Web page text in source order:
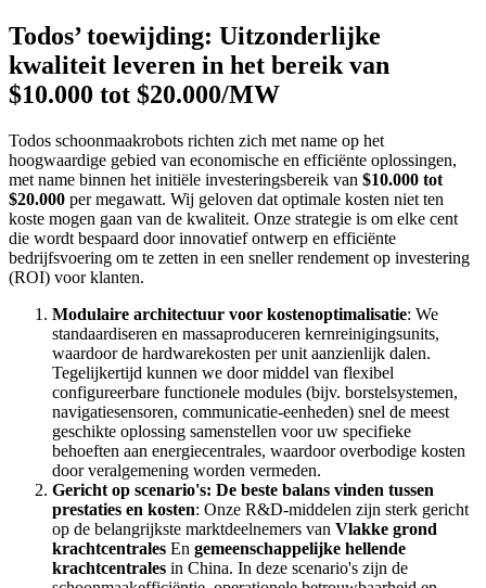
Todos’ toewijding: Uitzonderlijke
kwaliteit leveren in het bereik van
$10.000 tot $20.000/MW
Todos schoonmaakrobots richten zich met name op het
hoogwaardige gebied van economische en efficiënte oplossingen,
met name binnen het initiële investeringsbereik van $10.000 tot
$20.000 per megawatt. Wij geloven dat optimale kosten niet ten
koste mogen gaan van de kwaliteit. Onze strategie is om elke cent
die wordt bespaard door innovatief ontwerp en efficiënte
bedrijfsvoering om te zetten in een sneller rendement op investering
(ROI) voor klanten.
Modulaire architectuur voor kostenoptimalisatie: We
standaardiseren en massaproduceren kernreinigingsunits,
waardoor de hardwarekosten per unit aanzienlijk dalen.
Tegelijkertijd kunnen we door middel van flexibel
configureerbare functionele modules (bijv. borstelsystemen,
navigatiesensoren, communicatie-eenheden) snel de meest
geschikte oplossing samenstellen voor uw specifieke
behoeften aan energiecentrales, waardoor overbodige kosten
door veralgemening worden vermeden.
Gericht op scenario's: De beste balans vinden tussen
prestaties en kosten: Onze R&D-middelen zijn sterk gericht
op de belangrijkste marktdeelnemers van Vlakke grond
krachtcentrales En gemeenschappelijke hellende
krachtcentrales in China. In deze scenario's zijn de